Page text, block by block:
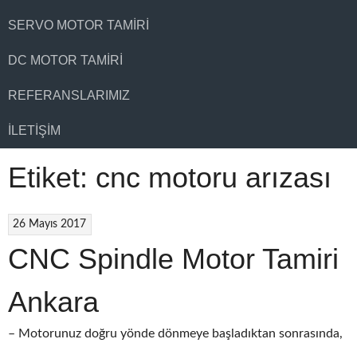
SERVO MOTOR TAMIRI
DC MOTOR TAMIRI
REFERANSLARIMIZ
İLETIŞIM
Etiket: cnc motoru arızası
26 Mayıs 2017
CNC Spindle Motor Tamiri
Ankara
– Motorunuz doğru yönde dönmeye başladıktan sonrasında,